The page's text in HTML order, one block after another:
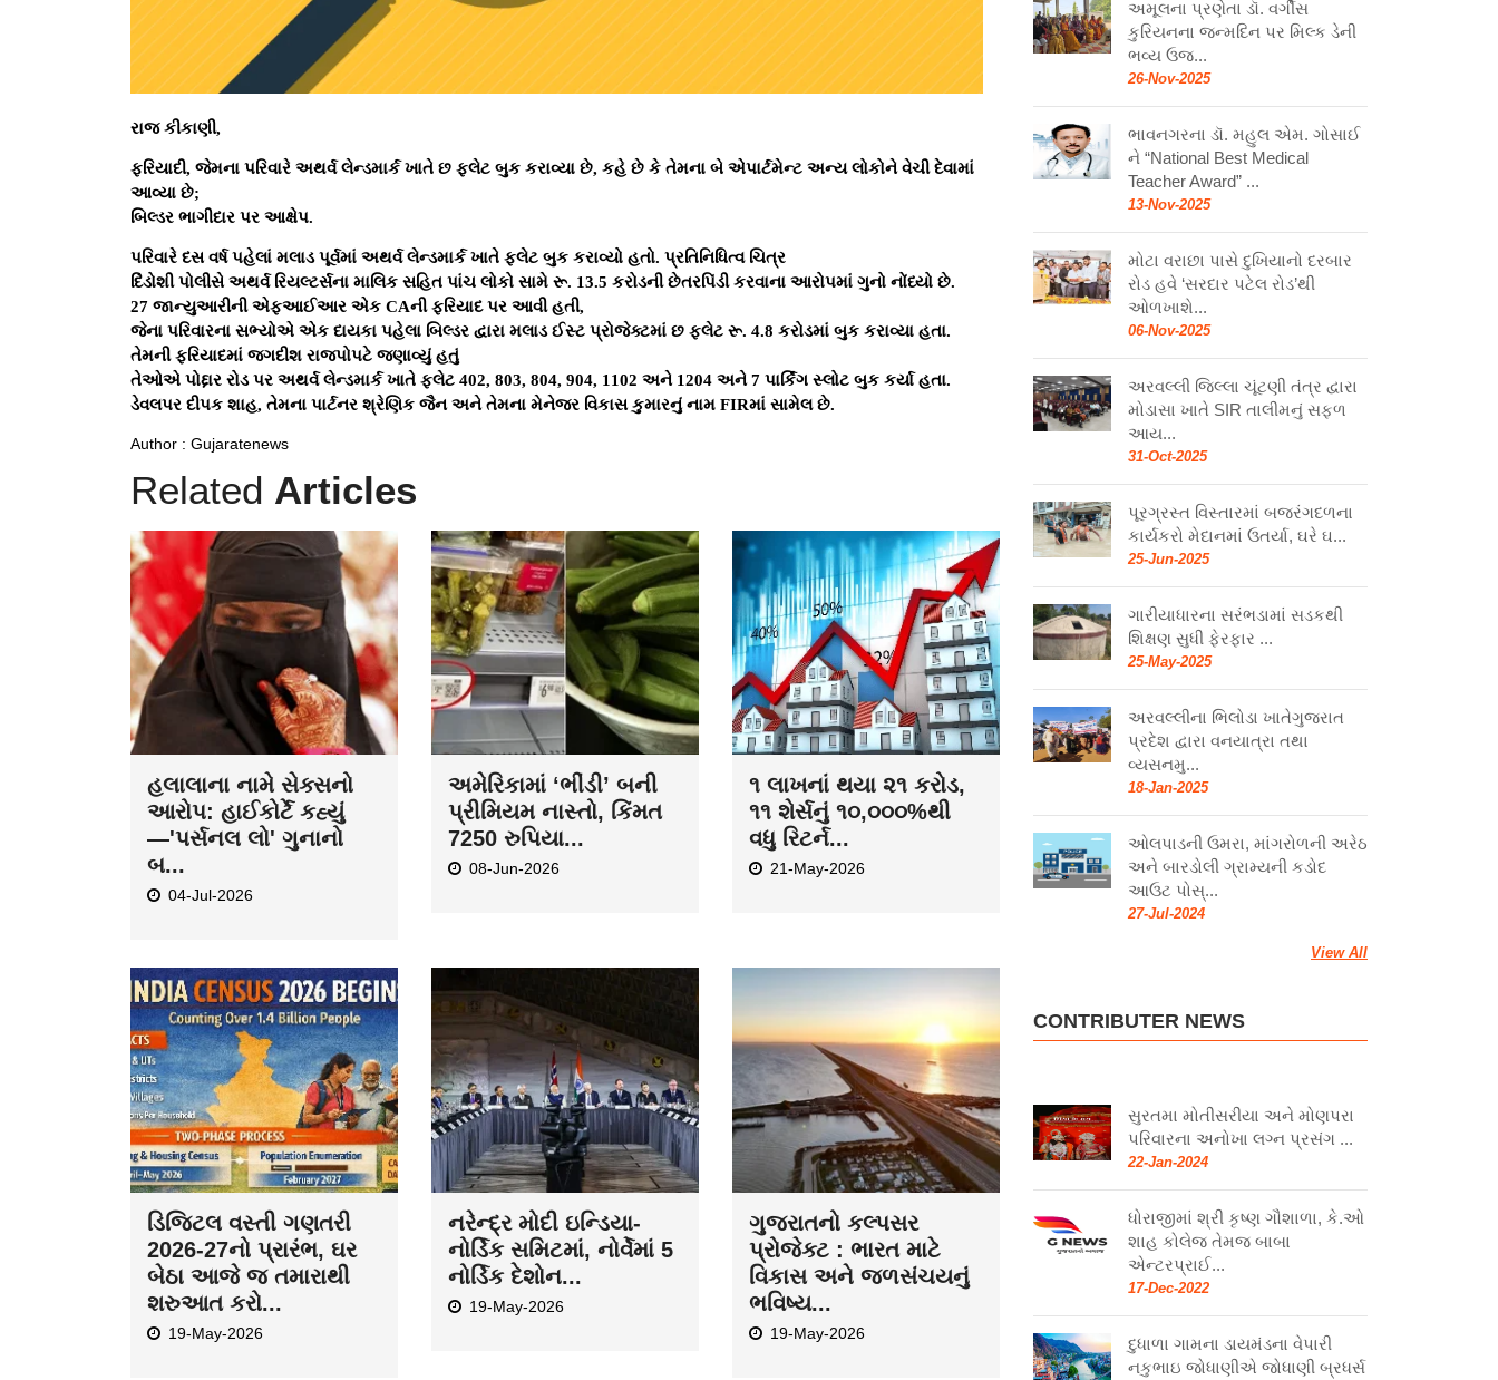
રાજ કીકાણી,
ફરિયાદી, જેમના પરિવારે અથર્વ લેન્ડમાર્ક ખાતે છ ફ્લેટ બુક કરાવ્યા છે, કહે છે કે તેમના બે એપાર્ટમેન્ટ અન્ય લોકોને વેચી દેવામાં
આવ્યા છે;
બિલ્ડર ભાગીદાર પર આક્ષેપ.
પરિવારે દસ વર્ષ પહેલાં મલાડ પૂર્વમાં અથર્વ લેન્ડમાર્ક ખાતે ફ્લેટ બુક કરાવ્યો હતો. પ્રતિનિધિત્વ ચિત્ર
દિંડોશી પોલીસે અથર્વ રિયલ્ટર્સના માલિક સહિત પાંચ લોકો સામે રૂ. 13.5 કરોડની છેતરપિંડી કરવાના આરોપમાં ગુનો નોંધ્યો છે.
27 જાન્યુઆરીની એફઆઈઆર એક CAની ફરિયાદ પર આવી હતી,
જેના પરિવારના સભ્યોએ એક દાયકા પહેલા બિલ્ડર દ્વારા મલાડ ઈસ્ટ પ્રોજેક્ટમાં છ ફ્લેટ રૂ. 4.8 કરોડમાં બુક કરાવ્યા હતા.
તેમની ફરિયાદમાં જગદીશ રાજપોપટે જણાવ્યું હતું
તેઓએ પોદ્દાર રોડ પર અથર્વ લેન્ડમાર્ક ખાતે ફ્લેટ 402, 803, 804, 904, 1102 અને 1204 અને 7 પાર્કિંગ સ્લોટ બુક કર્યા હતા.
ડેવલપર દીપક શાહ, તેમના પાર્ટનર શ્રેણિક જૈન અને તેમના મેનેજર વિકાસ કુમારનું નામ FIRમાં સામેલ છે.
Author : Gujaratenews
Related Articles
હલાલાના નામે સેક્સનો
આરોપ: હાઈકોર્ટે કહ્યું
—'પર્સનલ લો' ગુનાનો
બ...
04-Jul-2026
અમેરિકામાં ‘ભીંડી’ બની
પ્રીમિયમ નાસ્તો, કિંમત
7250 રુપિયા...
08-Jun-2026
૧ લાખનાં થયા ૨૧ કરોડ,
૧૧ શેર્સનું ૧૦,૦૦૦%થી
વધુ રિટર્ન...
21-May-2026
ડિજિટલ વસ્તી ગણતરી
2026-27નો પ્રારંભ, ઘર
બેઠા આજે જ તમારાથી
શરુઆત કરો...
19-May-2026
નરેન્દ્ર મોદી ઇન્ડિયા-
નોર્ડિક સમિટમાં, નોર્વેમાં 5
નોર્ડિક દેશોન...
19-May-2026
ગુજરાતનો કલ્પસર
પ્રોજેક્ટ : ભારત માટે
વિકાસ અને જળસંચયનું
ભવિષ્ય...
19-May-2026
અમૂલના પ્રણેતા ડૉ. વર્ગીસ
કુરિયનના જન્મદિન પર મિલ્ક ડેની
ભવ્ય ઉજ...
26-Nov-2025
ભાવનગરના ડૉ. મહુલ એમ. ગોસાઈ
ને “National Best Medical
Teacher Award” ...
13-Nov-2025
મોટા વરાછા પાસે દુખિયાનો દરબાર
રોડ હવે ‘સરદાર પટેલ રોડ’થી
ઓળખાશે...
06-Nov-2025
અરવલ્લી જિલ્લા ચૂંટણી તંત્ર દ્વારા
મોડાસા ખાતે SIR તાલીમનું સફળ
આય...
31-Oct-2025
પૂરગ્રસ્ત વિસ્તારમાં બજરંગદળના
કાર્યકરો મેદાનમાં ઉતર્યા, ઘરે ઘ...
25-Jun-2025
ગારીયાધારના સરંભડામાં સડકથી
શિક્ષણ સુધી ફેરફાર ...
25-May-2025
અરવલ્લીના ભિલોડા ખાતેગુજરાત
પ્રદેશ દ્વારા વનયાત્રા તથા
વ્યસનમુ...
18-Jan-2025
ઓલપાડની ઉમરા, માંગરોળની અરેઠ
અને બારડોલી ગ્રામ્યની કડોદ
આઉટ પોસ્...
27-Jul-2024
View All
CONTRIBUTER NEWS
સુરતમા મોતીસરીયા અને મોણપરા
પરિવારના અનોખા લગ્ન પ્રસંગ ...
22-Jan-2024
ધોરાજીમાં શ્રી કૃષ્ણ ગૌશાળા, કે.ઓ
શાહ કોલેજ તેમજ બાબા
એન્ટરપ્રાઈ...
17-Dec-2022
દુધાળા ગામના ડાયમંડના વેપારી
નકુભાઇ જોધાણીએ જોધાણી બ્રધર્સ